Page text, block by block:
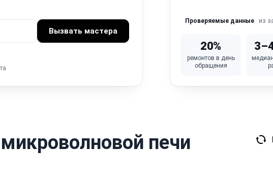
Вызвать мастера
Проверяемые данные из
20%
ремонтов в день
обращения
печи